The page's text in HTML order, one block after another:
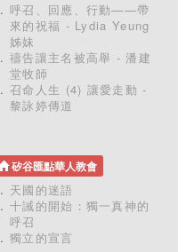
呼召、回應、行動——帶
來的祝福 - Lydia Yeung
姊妹
禱告讓主名被高舉 - 潘建
堂牧師
召命人生 (4) 讓愛走動 -
黎詠婷傳道
矽谷匯點華人教會
天國的迷語
十誡的開始：獨一真神的
呼召
獨立的宣言